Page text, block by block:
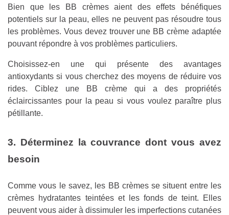
Bien que les BB crèmes aient des effets bénéfiques
potentiels sur la peau, elles ne peuvent pas résoudre tous
les problèmes. Vous devez trouver une BB crème adaptée
pouvant répondre à vos problèmes particuliers.
Choisissez-en une qui présente des avantages
antioxydants si vous cherchez des moyens de réduire vos
rides. Ciblez une BB crème qui a des propriétés
éclaircissantes pour la peau si vous voulez paraître plus
pétillante.
3. Déterminez la couvrance dont vous avez
besoin
Comme vous le savez, les BB crèmes se situent entre les
crèmes hydratantes teintées et les fonds de teint. Elles
peuvent vous aider à dissimuler les imperfections cutanées